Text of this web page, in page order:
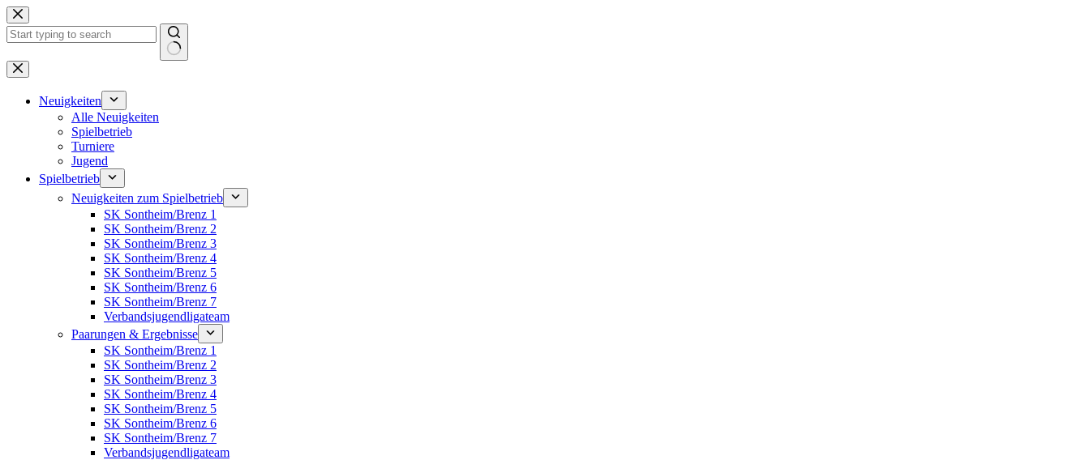
Zum
Inhalt
springen
Keine
Ergebnisse
Neuigkeiten
Alle Neuigkeiten
Spielbetrieb
Turniere
Jugend
Spielbetrieb
Neuigkeiten zum Spielbetrieb
SK Sontheim/Brenz 1
SK Sontheim/Brenz 2
SK Sontheim/Brenz 3
SK Sontheim/Brenz 4
SK Sontheim/Brenz 5
SK Sontheim/Brenz 6
SK Sontheim/Brenz 7
Verbandsjugendligateam
Paarungen & Ergebnisse
SK Sontheim/Brenz 1
SK Sontheim/Brenz 2
SK Sontheim/Brenz 3
SK Sontheim/Brenz 4
SK Sontheim/Brenz 5
SK Sontheim/Brenz 6
SK Sontheim/Brenz 7
Verbandsjugendligateam